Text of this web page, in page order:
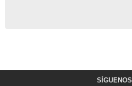
SÍGUENOS